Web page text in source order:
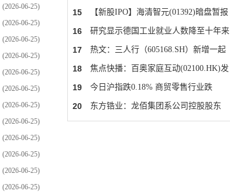
(2026-06-25)
(2026-06-25)
(2026-06-25)
(2026-06-25)
(2026-06-25)
(2026-06-25)
(2026-06-25)
(2026-06-25)
(2026-06-25)
(2026-06-25)
(2026-06-25)
(2026-06-25)
15 【新股IPO】海清智元(01392)暗盘暂报
16 研究显示德国工业就业人数降至十年来
17 热文：三人行（605168.SH）新增一起
18 焦点快播：百奥家庭互动(02100.HK)发
19 今日沪指跌0.18% 商贸零售行业跌
20 东方锆业：龙佰集团系公司控股股东